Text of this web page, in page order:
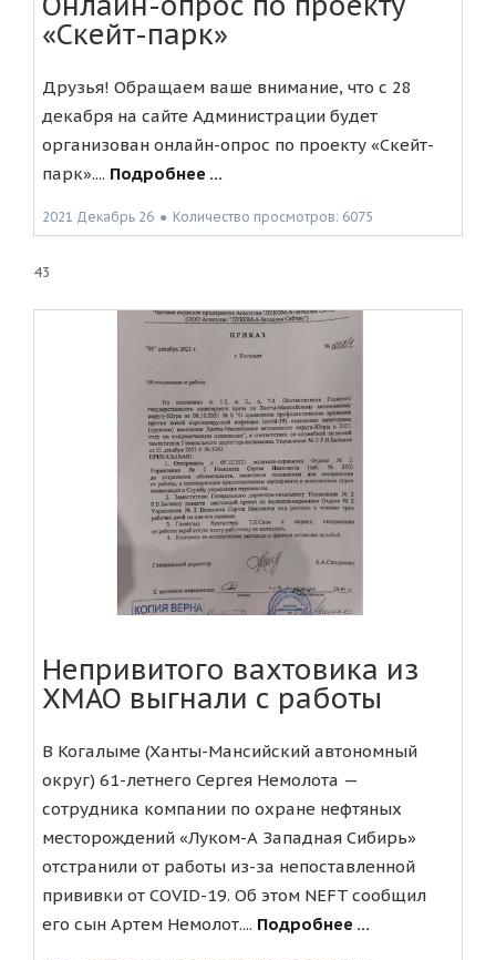
«Скейт-парк»
Друзья! Обращаем ваше внимание, что с 28
декабря на сайте Администрации будет
организован онлайн-опрос по проекту «Скейт-
парк».... Подробнее ...
2021 Декабрь 26 ● Количество просмотров: 6075
43
Непривитого вахтовика из
ХМАО выгнали с работы
В Когалыме (Ханты-Мансийский автономный
округ) 61-летнего Сергея Немолота —
сотрудника компании по охране нефтяных
месторождений «Луком-А Западная Сибирь»
отстранили от работы из-за непоставленной
прививки от COVID-19. Об этом NEFT сообщил
его сын Артем Немолот.... Подробнее ...